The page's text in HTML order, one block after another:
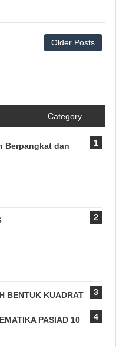
Older Posts
Category
Berpangkat dan
BENTUK KUADRAT
PASIAD 10